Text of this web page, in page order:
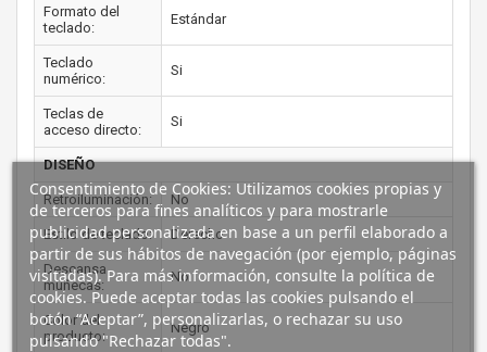
Formato del
teclado:
Estándar
Teclado
numérico:
Si
Teclas de
acceso directo:
Si
DISEÑO
Retroiluminación: No
Estilo de teclado: Derecho
Descansa
muñecas:
No
Color del
producto:
Negro
Consentimiento de Cookies: Utilizamos cookies propias y
de terceros para fines analíticos y para mostrarle
publicidad personalizada en base a un perfil elaborado a
partir de sus hábitos de navegación (por ejemplo, páginas
visitadas). Para más información, consulte la política de
cookies. Puede aceptar todas las cookies pulsando el
botón “Aceptar”, personalizarlas, o rechazar su uso
pulsando "Rechazar todas".